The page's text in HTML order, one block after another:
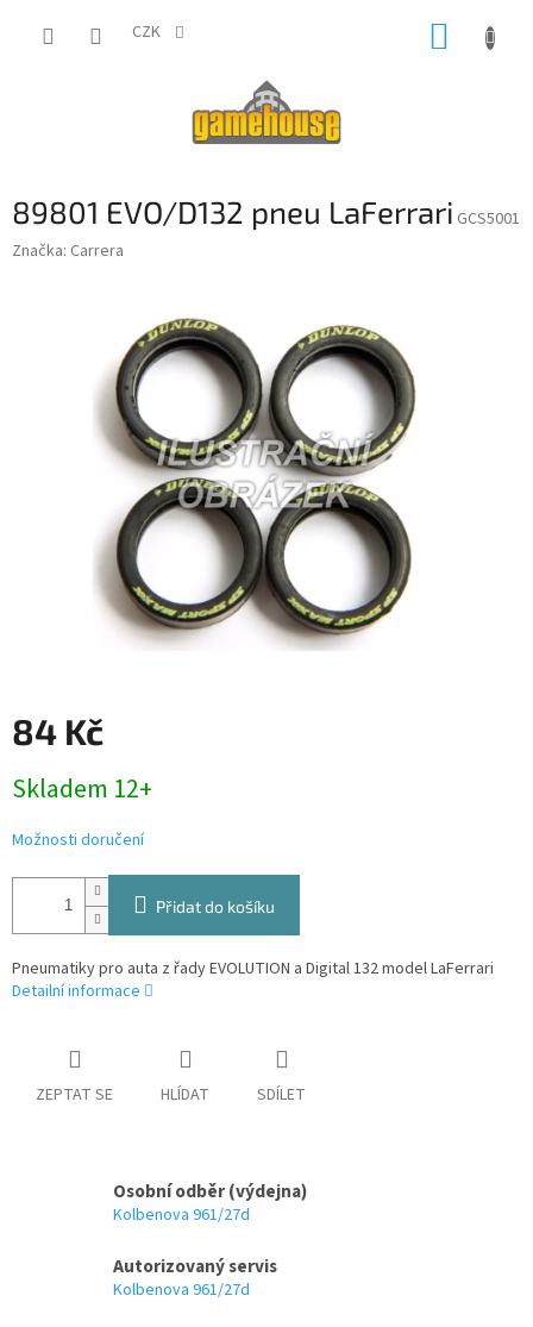
CZK
89801 EVO/D132 pneu LaFerrari GCS5001
Značka: Carrera
84 Kč
cena:
Skladem 12+
Možnosti doručení
Přidat do košíku
Pneumatiky pro auta z řady EVOLUTION a Digital 132 model LaFerrari
Detailní informace
ZEPTAT SE HLÍDAT SDÍLET
Osobní odběr (výdejna)
Kolbenova 961/27d
Autorizovaný servis
Kolbenova 961/27d